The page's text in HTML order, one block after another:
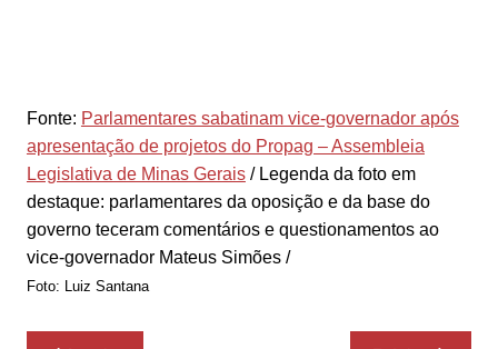
Fonte: Parlamentares sabatinam vice-governador após
apresentação de projetos do Propag – Assembleia
Legislativa de Minas Gerais/ Legenda da foto em
destaque: parlamentares da oposição e da base do
governo teceram comentários e questionamentos ao
vice-governador Mateus Simões /
Foto: Luiz Santana